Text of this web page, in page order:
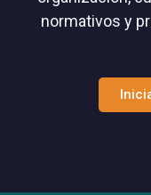
normativos y